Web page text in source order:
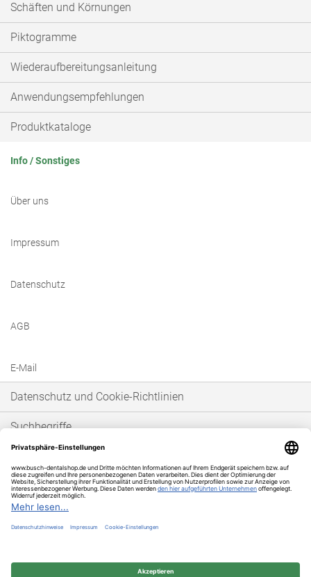
Schäften und Körnungen
Piktogramme
Wiederaufbereitungsanleitung
Anwendungsempfehlungen
Produktkataloge
Info / Sonstiges
Über uns
Impressum
Datenschutz
AGB
E-Mail
Datenschutz und Cookie-Richtlinien
Suchbegriffe
Bestellungen und Rücksendungen